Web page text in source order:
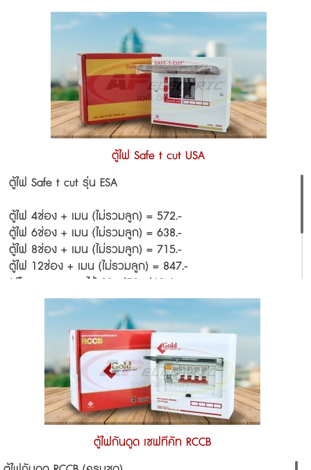
ลูกเซอกิต เซฟทีคัท ราคา
(10/16/20/32A) = 70.-/ลูก
ตู้ไฟ Safe t cut USA
ตู้ไฟ Safe t cut รุ่น ESA
ตู้ไฟ 4ช่อง + เมน (ไม่รวมลูก) = 572.-
ตู้ไฟ 6ช่อง + เมน (ไม่รวมลูก) = 638.-
ตู้ไฟ 8ช่อง + เมน (ไม่รวมลูก) = 715.-
ตู้ไฟ 12ช่อง + เมน (ไม่รวมลูก) = 847.-
(เลือกขนาด เมน ได้ 32a/50a/63a)
ยังไม่รวมลูกเซอกิต
ลูกเซอกิต เซฟทีคัท ราคา
(10/16/20/32A) = 70.-/ลูก
ตู้ไฟกันดูด เซฟทีคัท RCCB